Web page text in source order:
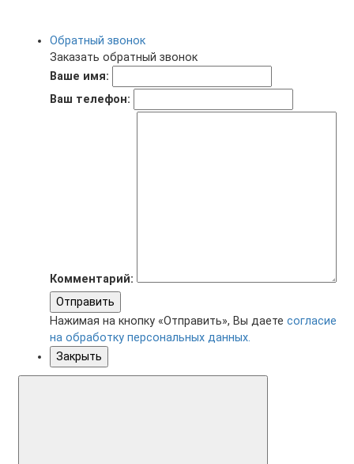
Обратный звонок
Заказать обратный звонок
Ваше имя:
Ваш телефон:
Комментарий:
Отправить
Нажимая на кнопку «Отправить», Вы даете согласие
на обработку персональных данных.
Закрыть